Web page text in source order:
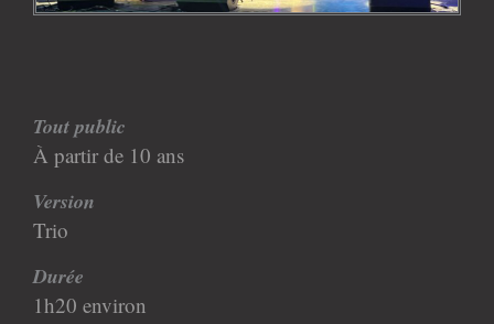
Tout public
À partir de 10 ans
Version
Trio
Durée
1h20 environ